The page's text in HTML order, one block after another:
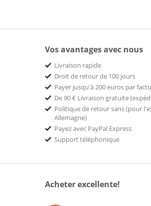
Vos avantages avec nous
Livraison rapide
Droit de retour de 100 jours
Payer jusqu'à 200 euros par
De 90 € Livraison gratuite
Politique de retour sans (pour
Allemagne)
Payez avec PayPal Express
Support téléphonique
Acheter excellente!